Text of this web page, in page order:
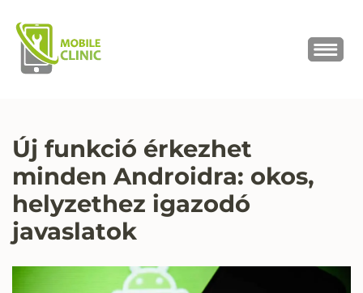
Új funkció érkezhet
minden Androidra: okos,
helyzethez igazodó
javaslatok